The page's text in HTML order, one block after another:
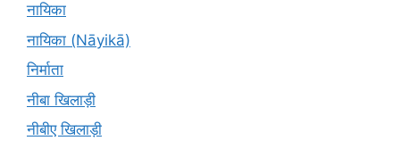
नायिका
नायिका (Nāyikā)
निर्माता
नीबा खिलाड़ी
नीबीए खिलाड़ी